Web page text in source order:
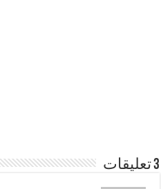
3 تعليقات